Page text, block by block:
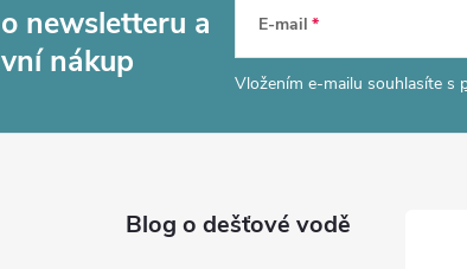
newsletteru a
nákup
E-mail
Vložením e-mailu souhlasíte s
Blog o dešťové vodě